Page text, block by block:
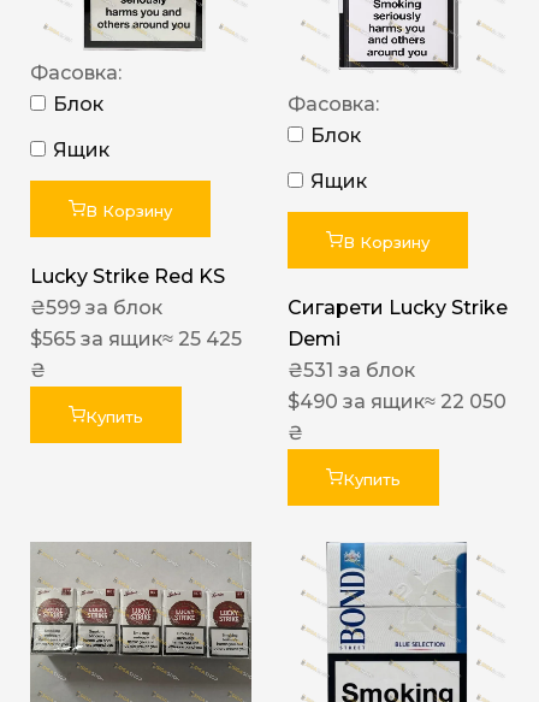
Фасовка:
Блок
Ящик
В Корзину
Lucky Strike Red KS
₴599 за блок
$565 за ящик≈ 25 425
₴
Купить
Фасовка:
Блок
Ящик
В Корзину
Сигарети Lucky Strike
Demi
₴531 за блок
$490 за ящик≈ 22 050
₴
Купить